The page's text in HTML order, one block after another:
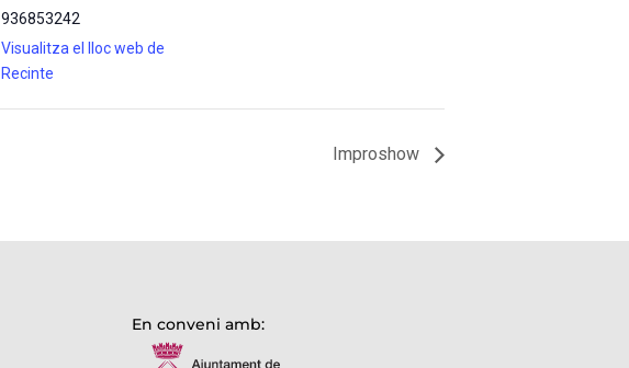
936853242
Visualitza el lloc web de
Recinte
Improshow
En conveni amb: